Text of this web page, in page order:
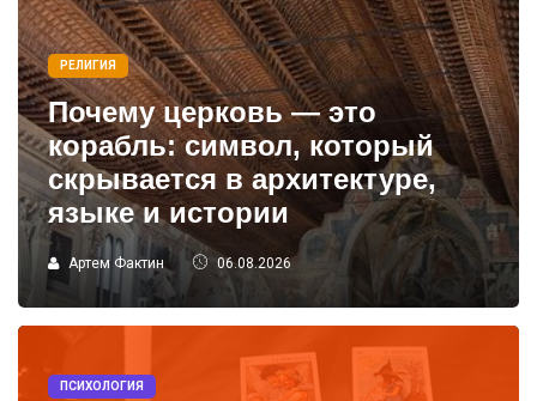
РЕЛИГИЯ
Почему церковь — это
корабль: символ, который
скрывается в архитектуре,
языке и истории
Артем Фактин 06.08.2026
ПСИХОЛОГИЯ